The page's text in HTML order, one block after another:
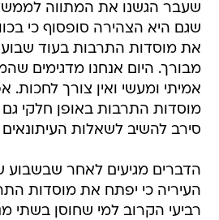
שעבר הגשנו את המתווה
שגם היא הצהירה סופסוף כי
את מוסדות התרבות בעוד
מבורך. היום אנחנו מדגימים
אמיתי ומעשי ואין צורך
מוסדות התרבות באופן חלקי גם
סירב להשיב לשאלות
הדברים מגיעים לאחר שבשבוע
העיריה כי יפתח את מוסדות
רביעי הקרוב למי שחוסן בשתי